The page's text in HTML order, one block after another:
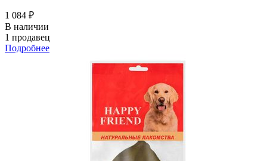
1 084 ₽
В наличии
1 продавец
Подробнее